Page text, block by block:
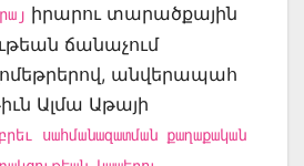
իրարու տարածքային
ճանաչում
անվերապահ
Ալմա Աթայի
սահմանազատման քաղաքական